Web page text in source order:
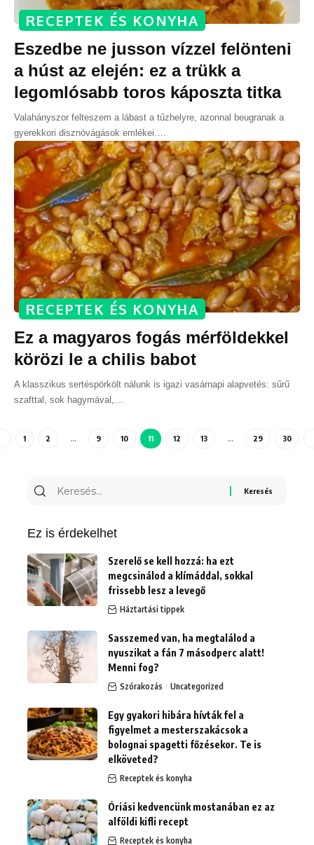
RECEPTEK ÉS KONYHA
Eszedbe ne jusson vízzel felönteni
a húst az elején: ez a trükk a
legomlósabb toros káposzta titka
Valahányszor felteszem a lábast a tűzhelyre, azonnal beugranak a
gyerekkori disznóvágások emlékei.…
RECEPTEK ÉS KONYHA
Ez a magyaros fogás mérföldekkel
körözi le a chilis babot
A klasszikus sertéspörkölt nálunk is igazi vasárnapi alapvetés: sűrű
szafttal, sok hagymával,
1 2 … 9 10 11 12 13 … 29 30
Ez is érdekelhet
Szerelő se kell hozzá: ha ezt
megcsinálod a klímáddal, sokkal
frissebb lesz a levegő
Háztartási tippek
Sasszemed van, ha megtalálod a
nyuszikat a fán 7 másodperc alatt!
Menni fog?
Szórakozás Uncategorized
Egy gyakori hibára hívták fel a
figyelmet a mesterszakácsok a
bolognai spagetti főzésekor. Te is
elköveted?
Receptek és konyha
Óriási kedvencünk mostanában ez az
alföldi kifli recept
Receptek és konyha